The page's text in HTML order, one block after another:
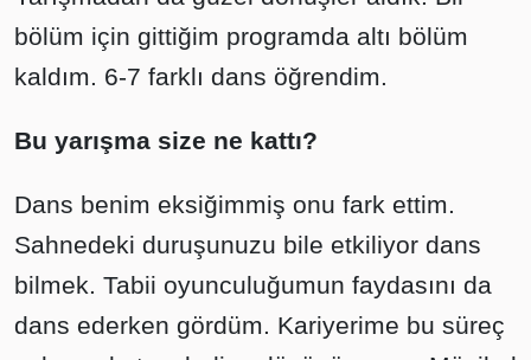
bölüm için gittiğim programda altı bölüm
kaldım. 6-7 farklı dans öğrendim.
Bu yarışma size ne kattı?
Dans benim eksiğimmiş onu fark ettim.
Sahnedeki duruşunuzu bile etkiliyor dans
bilmek. Tabii oyunculuğumun faydasını da
dans ederken gördüm. Kariyerime bu süreç